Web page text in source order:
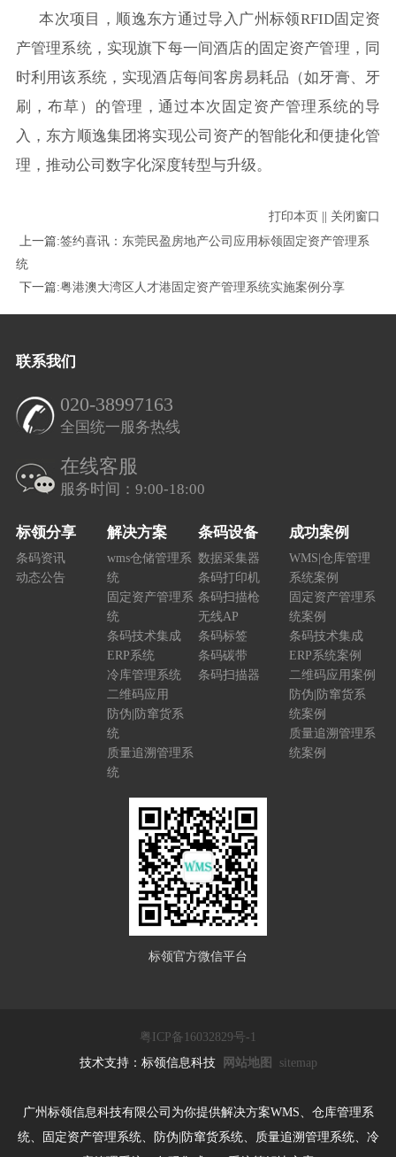
本次项目，顺逸东方通过导入广州标领RFID固定资
产管理系统，实现旗下每一间酒店的固定资产管理，同
时利用该系统，实现酒店每间客房易耗品（如牙膏、牙
刷，布草）的管理，通过本次固定资产管理系统的导
入，东方顺逸集团将实现公司资产的智能化和便捷化管
理，推动公司数字化深度转型与升级。
打印本页|| 关闭窗口
上一篇:签约喜讯：东莞民盈房地产公司应用标领固定资产管理系
统
下一篇:粤港澳大湾区人才港固定资产管理系统实施案例分享
联系我们
020-38997163
全国统一服务热线
在线客服
服务时间：9:00-18:00
标领分享
条码资讯
动态公告
解决方案
wms仓储管理系
统
固定资产管理系
统
条码技术集成
ERP系统
冷库管理系统
二维码应用
防伪|防窜货系
统
质量追溯管理系
统
条码设备
数据采集器
条码打印机
条码扫描枪
无线AP
条码标签
条码碳带
条码扫描器
成功案例
WMS|仓库管理
系统案例
固定资产管理系
统案例
条码技术集成
ERP系统案例
二维码应用案例
防伪|防窜货系
统案例
质量追溯管理系
统案例
标领官方微信平台
粤ICP备16032829号-1
技术支持：标领信息科技 网站地图 sitemap
广州标领信息科技有限公司为你提供解决方案WMS、仓库管理系
统、固定资产管理系统、防伪|防窜货系统、质量追溯管理系统、冷